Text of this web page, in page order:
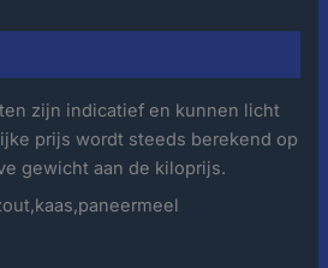
zijn indicatief en kunnen licht
prijs wordt steeds berekend op
gewicht aan de kiloprijs.